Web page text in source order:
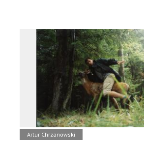
Artur Chrzanowski